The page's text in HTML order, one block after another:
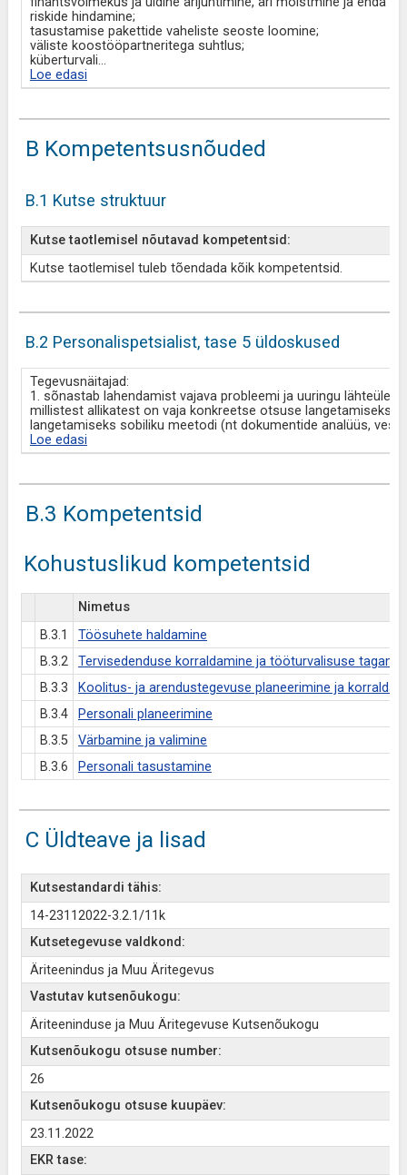
riskide hindamine;
tasustamise pakettide vaheliste seoste loomine;
väliste koostööpartneritega suhtlus;
küberturvali...
Loe edasi
B Kompetentsusnõuded
B.1 Kutse struktuur
Kutse taotlemisel nõutavad kompetentsid:
Kutse taotlemisel tuleb tõendada kõik kompetentsid.
B.2 Personalispetsialist, tase 5 üldoskused
Tegevusnäitajad:
1. sõnastab lahendamist vajava probleemi ja uuringu
millistest allikatest on vaja konkreetse otsuse langetamiseks;
langetamiseks sobiliku meetodi (nt dokumentide analüüs,
Loe edasi
B.3 Kompetentsid
Kohustuslikud kompetentsid
Nimetus
B.3.1
Töösuhete haldamine
B.3.2
Tervisedenduse korraldamine ja tööturvalisuse
B.3.3
Koolitus- ja arendustegevuse planeerimine ja
B.3.4
Personali planeerimine
B.3.5
Värbamine ja valimine
B.3.6
Personali tasustamine
C Üldteave ja lisad
Kutsestandardi tähis:
14-23112022-3.2.1/11k
Kutsetegevuse valdkond:
Äriteenindus ja Muu Äritegevus
Vastutav kutsenõukogu:
Äriteeninduse ja Muu Äritegevuse Kutsenõukogu
Kutsenõukogu otsuse number:
26
Kutsenõukogu otsuse kuupäev:
23.11.2022
EKR tase: